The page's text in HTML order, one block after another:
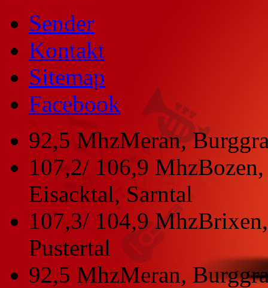
Sender
Kontakt
Sitemap
Facebook
92,5 MhzMeran,
107,2/ 106,9 Mhz
Eisacktal, Sarntal
107,3/ 104,9 Mhz
Pustertal
92,5 MhzMeran,